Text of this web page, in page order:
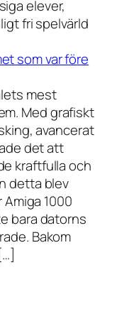
elever,
fri spelvärld
som var före
mest
Med grafiskt
avancerat
det att
kraftfulla och
detta blev
1000
bara datorns
Bakom